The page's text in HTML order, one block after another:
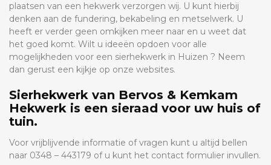
plaatsen van een hekwerk verzorgen wij. U kunt hierbij
denken aan de fundering, bekabeling en metselwerk. U
heeft er verder geen omkijken meer naar en u weet dat
het goed komt. Wilt u ideeën opdoen voor alle
mogelijkheden voor een sierhekwerk in Huizen ? Neem
dan gerust een kijkje op onze websites.
Sierhekwerk van Bervos & Kemkam
Hekwerk is een sieraad voor uw huis of
tuin.
Voor vrijblijvende informatie of vragen kunt u altijd bellen
naar 0348 – 443179 of u kunt het contact formulier invullen.